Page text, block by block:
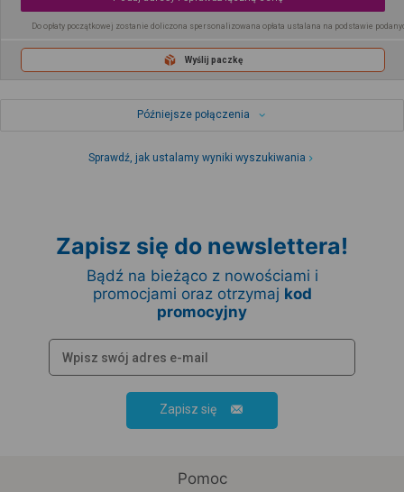
Do opłaty początkowej zostanie doliczona spersonalizowana opłata ustalana na podstawie
Wyślij paczkę
Późniejsze połączenia
Sprawdź, jak ustalamy wyniki wyszukiwania
Zapisz się do newslettera!
Bądź na bieżąco z nowościami i
promocjami oraz otrzymaj kod
promocyjny
Zapisz się
Pomoc